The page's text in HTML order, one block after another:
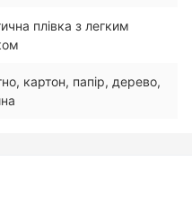
плівка з легким
картон, папір, дерево,